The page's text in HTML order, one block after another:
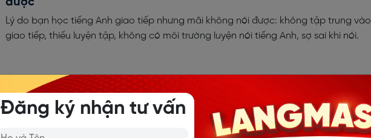
Lý do bạn học tiếng Anh giao tiếp nhưng mãi không nói được: không tập trung vào
giao tiếp, thiếu luyện tập, không có môi trường luyện nói tiếng Anh, sợ sai khi nói.
5 Bước để ngừng dịch tiếng Anh trong đầu và giao tiếp trôi chảy
Cách để ngừng dịch tiếng Anh trong đầu và giao tiếp tự nhiên như người bản xứ:
Dựa vào ngữ cảnh để liên tưởng và đoán nghĩa từ mới, nhắc lại những gì vừa nghe
theo video
Đăng ký nhận tư vấn